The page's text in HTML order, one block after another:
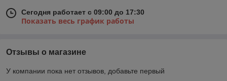
Сегодня работает с 09:00 до 17:30
Показать весь график работы
Отзывы о магазине
У компании пока нет отзывов, добавьте первый